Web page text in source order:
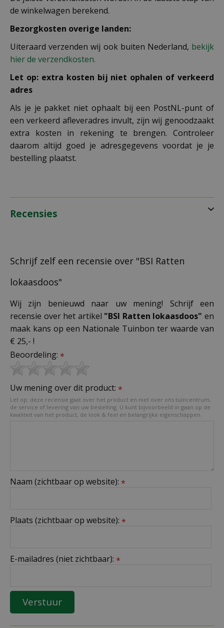
de winkelwagen berekend.
Bezorgkosten overige landen:
Uiteraard verzenden wij ook buiten Nederland, bekijk
hier de verzendkosten.
Let op: extra kosten bij niet ophalen of verkeerd
adres
Als je je pakket niet ophaalt bij een PostNL-punt of
een verkeerd afleveradres invult, zijn wij genoodzaakt
extra kosten in rekening te brengen. Controleer
daarom altijd goed je adresgegevens voordat je je
bestelling plaatst.
Recensies
Schrijf zelf een recensie over "BSI Ratten
lokaasdoos"
Wij zijn benieuwd naar uw mening! Schrijf een
recensie over het artikel "BSI Ratten lokaasdoos" en
maak kans op een Nationale Tuinbon ter waarde van
€ 25,- !
Beoordeling: *
Uw mening over dit product: *
Let op: deze recensie gaat over het product en niet over ons tuincentrum,
de service of levering van uw bestelling. U kunt bijvoorbeeld in gaan op de
kwaliteit van het product, de look & feel en belangrijke eigenschappen.
Naam (zichtbaar op website): *
Plaats (zichtbaar op website): *
E-mailadres (niet zichtbaar): *